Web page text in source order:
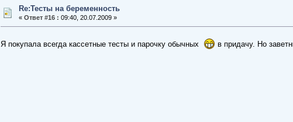
Re:Тесты на беременность
« Ответ #16 : 09:40, 20.07.2009 »
Я покупала всегда кассетные тесты и парочку обычных в придачу. Но